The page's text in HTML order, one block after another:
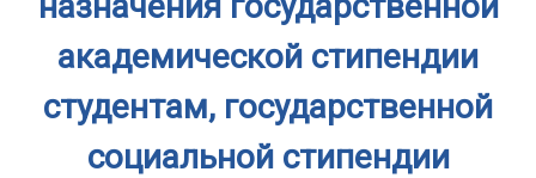
академической стипендии
студентам, государственной
социальной стипендии